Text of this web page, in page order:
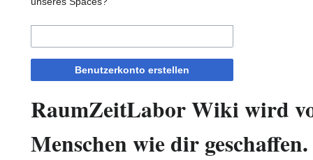
Benutzerkonto erstellen
RaumZeitLabor Wiki wird
Menschen wie dir geschaffen.